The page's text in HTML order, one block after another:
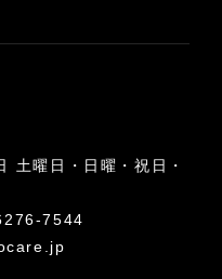
曜日・日曜・祝日・
7544